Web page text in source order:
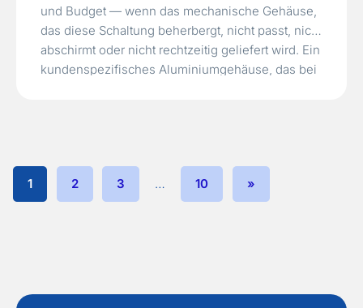
und Budget — wenn das mechanische Gehäuse,
das diese Schaltung beherbergt, nicht passt, nicht
abschirmt oder nicht rechtzeitig geliefert wird. Ein
kundenspezifisches Aluminiumgehäuse, das bei
1 2 3 … 10 »